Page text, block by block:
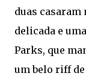
duas
delicada e
Parks, que
um belo riff de